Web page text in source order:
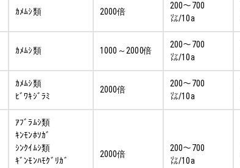
ｶﾒﾑｼ類 2000倍
200～700
㍑/10a
ｶﾒﾑｼ類 1000～2000倍
200～700
㍑/10a
ｶﾒﾑｼ類
ﾋﾞﾜｷｼﾞﾗﾐ
2000倍
200～700
㍑/10a
ｱﾌﾞﾗﾑｼ類
ｷﾝﾓﾝﾎｿｶﾞ
ｼﾝｸｲﾑｼ類
ｷﾞﾝﾓﾝﾊﾓｸﾞﾘｶﾞ
2000倍
200～700
㍑/10a